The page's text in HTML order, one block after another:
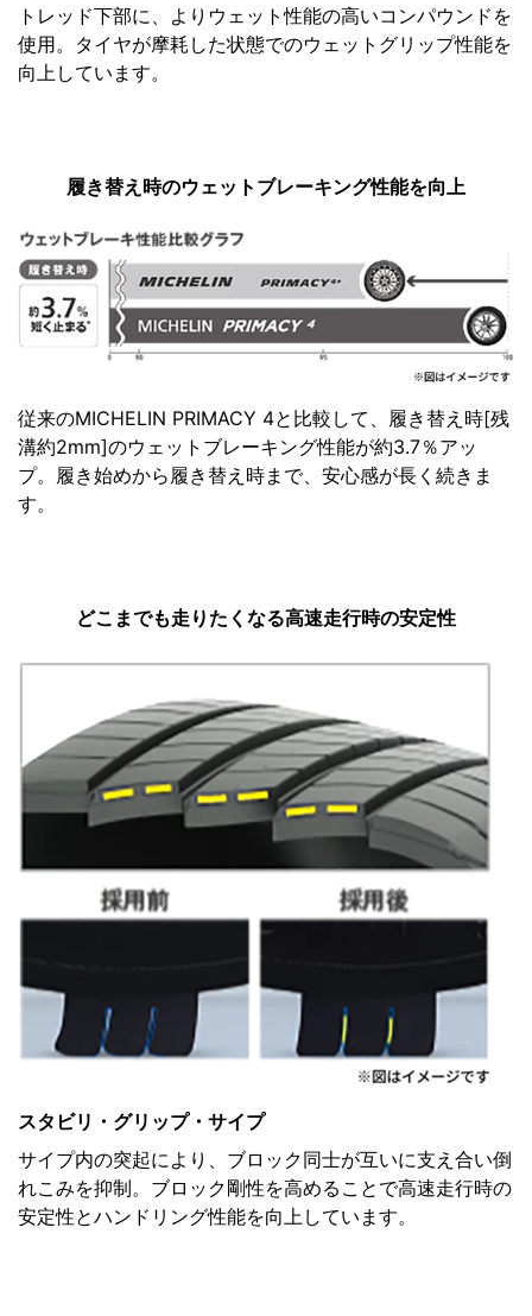
トレッド下部に、よりウェット性能の高いコンパウンドを
使用。タイヤが摩耗した状態でのウェットグリップ性能を
向上しています。
履き替え時のウェットブレーキング性能を向上
従来のMICHELIN PRIMACY 4と比較して、履き替え時[残
溝約2mm]のウェットブレーキング性能が約3.7％アッ
プ。履き始めから履き替え時まで、安心感が長く続きま
す。
どこまでも走りたくなる高速走行時の安定性
スタビリ・グリップ・サイプ
サイプ内の突起により、ブロック同士が互いに支え合い倒
れこみを抑制。ブロック剛性を高めることで高速走行時の
安定性とハンドリング性能を向上しています。